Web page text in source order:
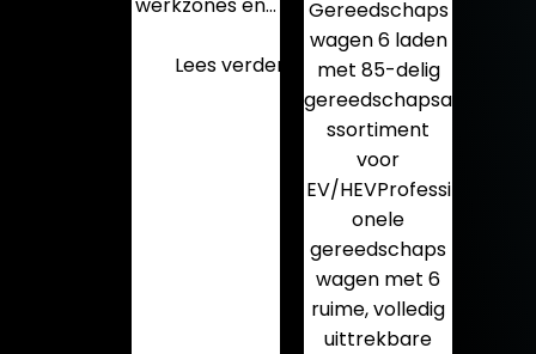
Lees verder
Gereedschaps
wagen 6 laden
met 85-delig
gereedschapsa
ssortiment
voor
EV/HEVProfessi
onele
gereedschaps
wagen met 6
ruime, volledig
uittrekbare